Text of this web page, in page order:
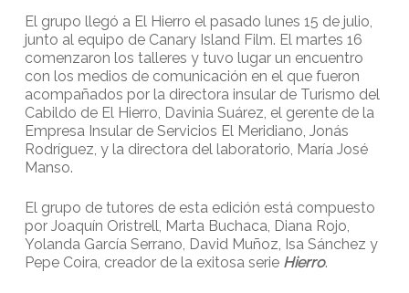
El grupo llegó a El Hierro el pasado lunes 15 de julio,
junto al equipo de Canary Island Film. El martes 16
comenzaron los talleres y tuvo lugar un encuentro
con los medios de comunicación en el que fueron
acompañados por la directora insular de Turismo del
Cabildo de El Hierro, Davinia Suárez, el gerente de la
Empresa Insular de Servicios El Meridiano, Jonás
Rodríguez, y la directora del laboratorio, María José
Manso.
El grupo de tutores de esta edición está compuesto
por Joaquín Oristrell, Marta Buchaca, Diana Rojo,
Yolanda García Serrano, David Muñoz, Isa Sánchez y
Pepe Coira, creador de la exitosa serie Hierro.